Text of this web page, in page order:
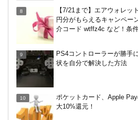
【7/21まで】エアウォレッ
円分がもらえるキャンペー
介コード wtffz4c など！条
PS4コントローラーが勝手
状を自分で解決した方法
ポケットカード、Apple
大10%還元！